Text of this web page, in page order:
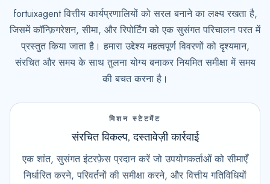
fortuixagent वित्तीय कार्यप्रणालियों को सरल बनाने का लक्ष्य रखता है,
जिसमें कॉन्फ़िगरेशन, सीमा, और रिपोर्टिंग को एक सुसंगत परिचालन परत में
प्रस्तुत किया जाता है। हमारा उद्देश्य महत्वपूर्ण विवरणों को दृश्यमान,
संरचित और समय के साथ तुलना योग्य बनाकर नियमित समीक्षा में समय
की बचत करना है।
मिशन स्टेटमेंट
संरचित विकल्प, दस्तावेज़ी कार्रवाई
एक शांत, सुसंगत इंटरफ़ेस प्रदान करें जो उपयोगकर्ताओं को सीमाएँ
निर्धारित करने, परिवर्तनों की समीक्षा करने, और वित्तीय गतिविधियों